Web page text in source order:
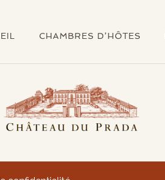
CHAMBRES D’HÔTES